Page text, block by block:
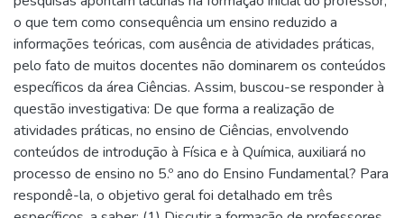
o que tem como consequência um ensino reduzido a
informações teóricas, com ausência de atividades práticas,
pelo fato de muitos docentes não dominarem os conteúdos
específicos da área Ciências. Assim, buscou-se responder à
questão investigativa: De que forma a realização de
atividades práticas, no ensino de Ciências, envolvendo
conteúdos de introdução à Física e à Química, auxiliará no
processo de ensino no 5.º ano do Ensino Fundamental? Para
respondê-la, o objetivo geral foi detalhado em três